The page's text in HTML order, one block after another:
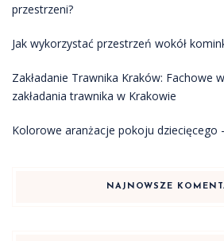
przestrzeni?
Jak wykorzystać przestrzeń wokół
Zakładanie Trawnika Kraków: Fachowe
zakładania trawnika w Krakowie
Kolorowe aranżacje pokoju dziecięcego
NAJNOWSZE